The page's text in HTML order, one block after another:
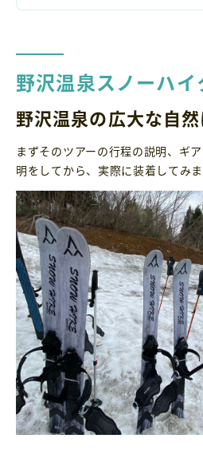
野沢温泉スノーハイ
野沢温泉の広大な自然
まずそのツアーの行程の説明、ギ
明をしてから、実際に装着してみま